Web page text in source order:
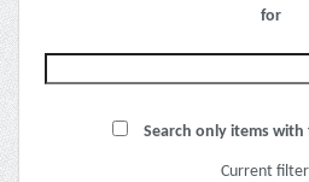
for
Search only items
Current